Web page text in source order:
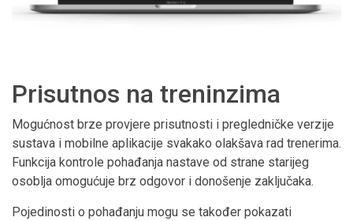
Prisutnos na treninzima
Mogućnost brze provjere prisutnosti i pregledničke verzije
sustava i mobilne aplikacije svakako olakšava rad trenerima.
Funkcija kontrole pohađanja nastave od strane starijeg
osoblja omogućuje brz odgovor i donošenje zaključaka.
Pojedinosti o pohađanju mogu se također pokazati